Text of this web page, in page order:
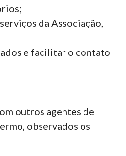
da Associação,
e facilitar o contato
outros agentes de
observados os